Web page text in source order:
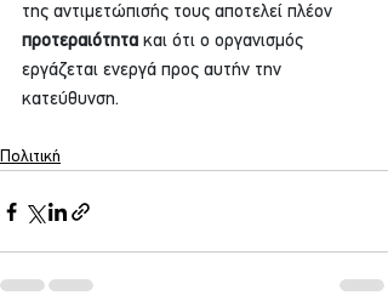
της αντιμετώπισής τους αποτελεί πλέον
προτεραιότητα και ότι ο οργανισμός
εργάζεται ενεργά προς αυτήν την
κατεύθυνση.
Πολιτική